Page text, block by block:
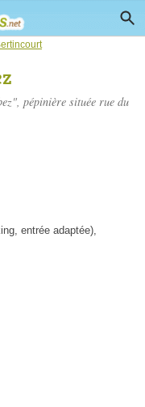
pépinière située rue du
entrée adaptée),